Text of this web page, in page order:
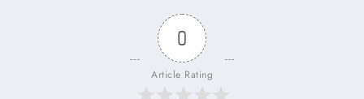
0
Article Rating